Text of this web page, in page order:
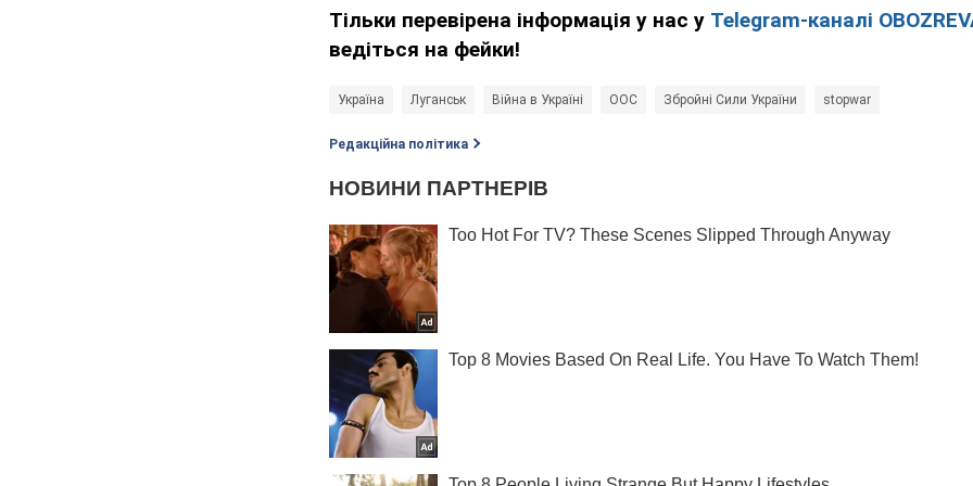
Тільки перевірена інформація у нас у Telegram-каналі
ведіться на фейки!
Україна Луганськ Війна в Україні ООС Збройні Сили України stopwar
Редакційна політика